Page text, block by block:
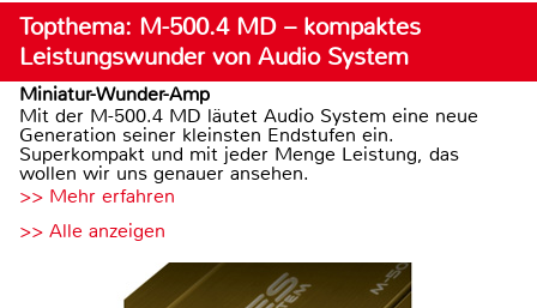
Topthema: M-500.4 MD – kompaktes
Leistungswunder von Audio System
Miniatur-Wunder-Amp
Mit der M-500.4 MD läutet Audio System eine neue
Generation seiner kleinsten Endstufen ein.
Superkompakt und mit jeder Menge Leistung, das
wollen wir uns genauer ansehen.
>> Mehr erfahren
>> Alle anzeigen